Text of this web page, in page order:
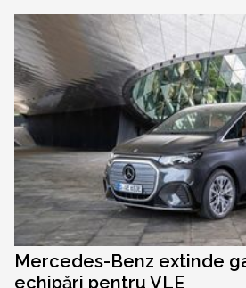
Mercedes-Benz extinde
echipări pentru VLE